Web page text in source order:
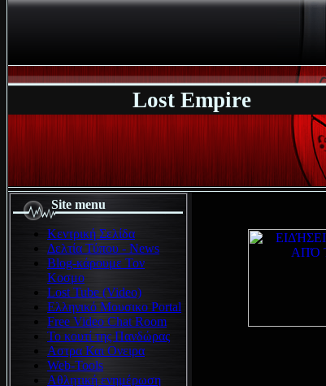
Lost Empire
Site menu
Κεντρική Σελίδα
Δελτία Τύπου - News
Blog-κάρουμε Τον
Κοσμο
Lost Tube (Video)
Ελληνικό Μουσικο Portal
Free Video Chat Room
Το κουτί της Πανδώρας
Αστρα Και Ονειρα
Web-Tools
Αθλητική ενημέρωση